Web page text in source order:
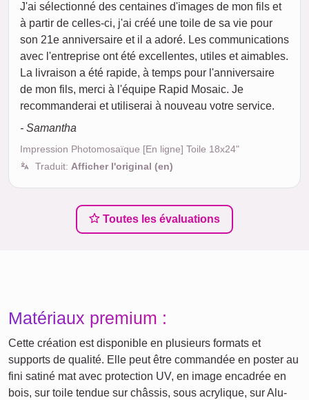
J'ai sélectionné des centaines d'images de mon fils et
à partir de celles-ci, j'ai créé une toile de sa vie pour
son 21e anniversaire et il a adoré. Les communications
avec l'entreprise ont été excellentes, utiles et aimables.
La livraison a été rapide, à temps pour l'anniversaire
de mon fils, merci à l'équipe Rapid Mosaic. Je
recommanderai et utiliserai à nouveau votre service.
- Samantha
Impression Photomosaïque [En ligne] Toile 18x24"
Traduit: Afficher l'original (en)
Toutes les évaluations
Matériaux premium :
Cette création est disponible en plusieurs formats et
supports de qualité. Elle peut être commandée en poster au
fini satiné mat avec protection UV, en image encadrée en
bois, sur toile tendue sur châssis, sous acrylique, sur Alu-